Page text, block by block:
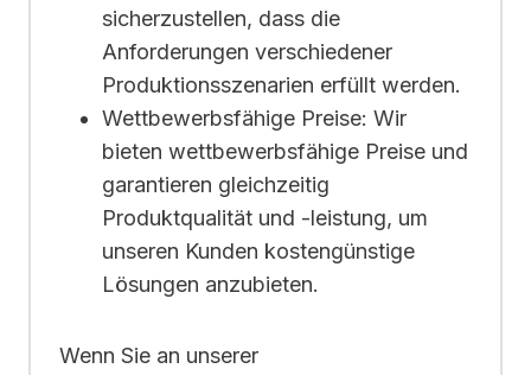
sicherzustellen, dass die
Anforderungen verschiedener
Produktionsszenarien erfüllt werden.
Wettbewerbsfähige Preise: Wir
bieten wettbewerbsfähige Preise und
garantieren gleichzeitig
Produktqualität und -leistung, um
unseren Kunden kostengünstige
Lösungen anzubieten.
Wenn Sie an unserer